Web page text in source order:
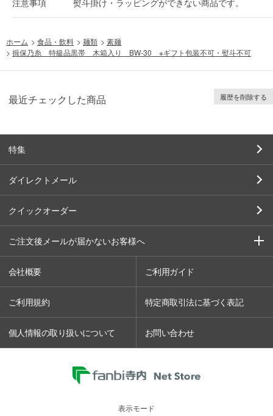
ホーム > 食品・飲料 > 麺類 > 素麺
> 揖保乃糸 特級品黒帯 木箱入り BW-30 ※ギフト包装不可・熨斗不可
最近チェックした商品 履歴を削除する
特集
ダイレクトメール
クイックオーダー
ご注文後メールが届かないお客様へ
会社概要 ご利用ガイド
ご利用規約 特定商取引法に基づく表記
個人情報の取り扱いについて お問い合わせ
表示モード